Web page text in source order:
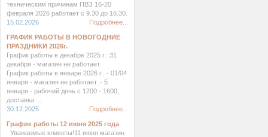
техническим причинам ПВЗ 16-20
февраля 2026 работает с 9.30 до 16.30.
15.02.2026
Подробнее...
ГРАФИК РАБОТЫ В НОВОГОДНИЕ
ПРАЗДНИКИ 2026г.
График работы в декабре 2025 г.: 31
декабря - магазин не работает.
График работы в январе 2026 г.: - 01/04
января - магазин не работает. - 5
января - рабочий день с 1200 - 1600,
доставка ...
30.12.2025
Подробнее...
График работы 12 июня 2025 года
Уважаемые клиенты!11 июня магазин